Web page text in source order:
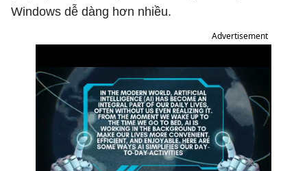
Windows dễ dàng hơn nhiều.
Advertisement